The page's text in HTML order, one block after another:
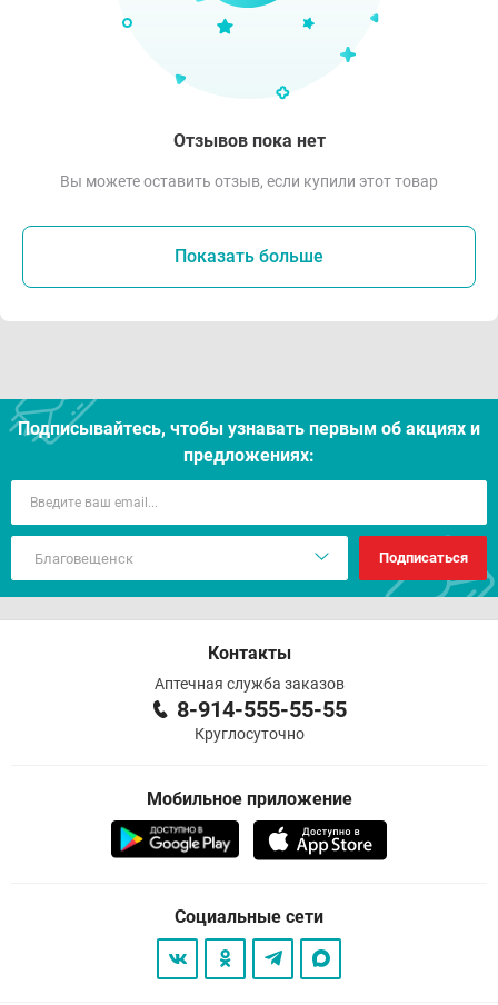
Отзывов пока нет
Вы можете оставить отзыв, если купили этот товар
Показать больше
Подписывайтесь, чтобы узнавать первым об акцияx и
предложениях:
Подписаться
Контакты
Аптечная служба заказов
8-914-555-55-55
Круглосуточно
Мобильное приложение
Социальные сети